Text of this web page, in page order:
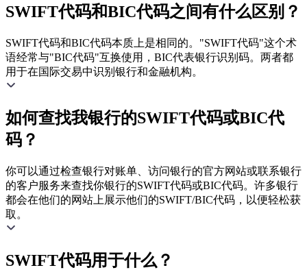
SWIFT代码和BIC代码之间有什么区别？
SWIFT代码和BIC代码本质上是相同的。"SWIFT代码"这个术
语经常与"BIC代码"互换使用，BIC代表银行识别码。两者都
用于在国际交易中识别银行和金融机构。
如何查找我银行的SWIFT代码或BIC代
码？
你可以通过检查银行对账单、访问银行的官方网站或联系银行
的客户服务来查找你银行的SWIFT代码或BIC代码。许多银行
都会在他们的网站上展示他们的SWIFT/BIC代码，以便轻松获
取。
SWIFT代码用于什么？